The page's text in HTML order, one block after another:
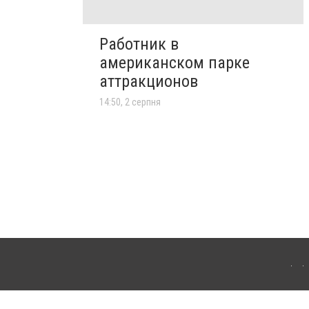
Работник в
американском парке
аттракционов
14:50, 2 серпня